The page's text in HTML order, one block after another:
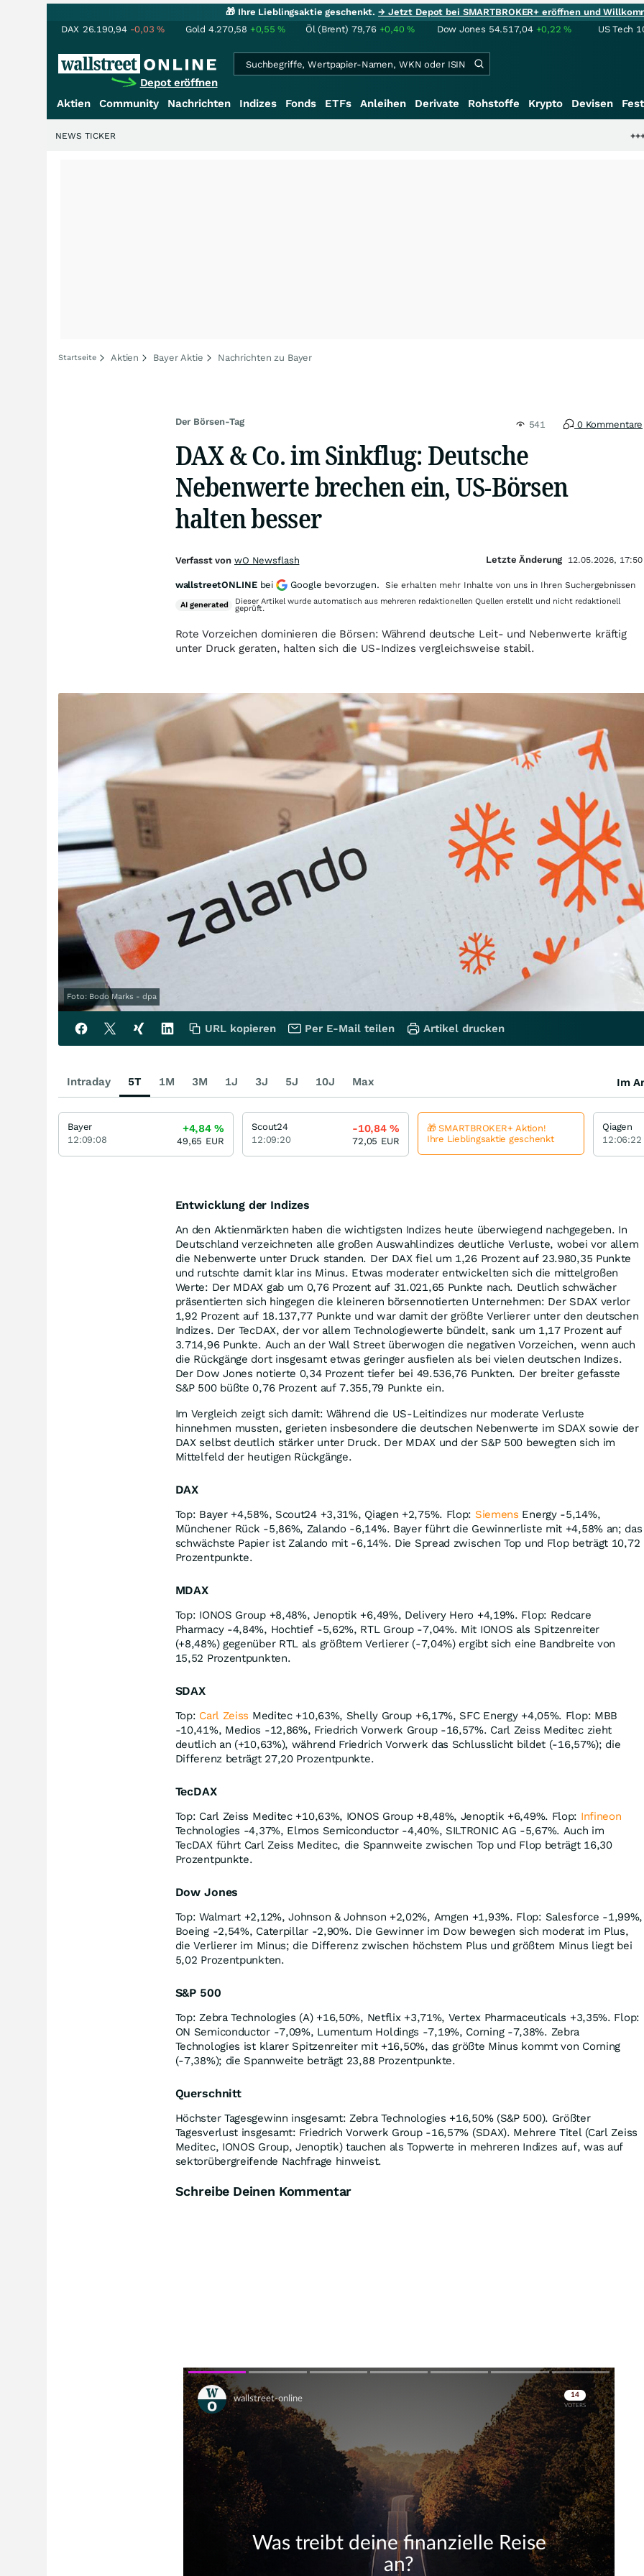
🎁 Ihre Lieblingsaktie geschenkt.→ Jetzt Depot bei SMARTBROKER+ eröffnen und
DAX 26.190,94 -0,03% Gold 4.270,58 +0,55% Öl (Brent) 79,76 +0,40% Dow Jones 54.517,04 +0,22% US Tech
Depot eröffnen
Aktien Community Nachrichten Indizes Fonds ETFs Anleihen Derivate Rohstoffe Krypto Devisen
Schwere
NEWS TICKER
Startseite Aktien Bayer Aktie Nachrichten zu Bayer
Der Börsen-Tag 541 0 Kommentare
DAX & Co. im Sinkflug: Deutsche
Nebenwerte brechen ein, US-Börsen
halten besser
Rote Vorzeichen dominieren die Börsen: Während deutsche Leit- und Nebenwerte kräftig
unter Druck geraten, halten sich die US-Indizes vergleichsweise stabil.
Foto: Bodo Marks - dpa
Entwicklung der Indizes
An den Aktienmärkten haben die wichtigsten Indizes heute überwiegend nachgegeben. In
Deutschland verzeichneten alle großen Auswahlindizes deutliche Verluste, wobei vor allem
die Nebenwerte unter Druck standen. Der DAX fiel um 1,26 Prozent auf 23.980,35 Punkte
und rutschte damit klar ins Minus. Etwas moderater entwickelten sich die mittelgroßen
Werte: Der MDAX gab um 0,76 Prozent auf 31.021,65 Punkte nach. Deutlich schwächer
präsentierten sich hingegen die kleineren börsennotierten Unternehmen: Der SDAX verlor
1,92 Prozent auf 18.137,77 Punkte und war damit der größte Verlierer unter den deutschen
Indizes. Der TecDAX, der vor allem Technologiewerte bündelt, sank um 1,17 Prozent auf
3.714,96 Punkte. Auch an der Wall Street überwogen die negativen Vorzeichen, wenn auch
die Rückgänge dort insgesamt etwas geringer ausfielen als bei vielen deutschen Indizes.
Der Dow Jones notierte 0,34 Prozent tiefer bei 49.536,76 Punkten. Der breiter gefasste
S&P 500 büßte 0,76 Prozent auf 7.355,79 Punkte ein.
Im Vergleich zeigt sich damit: Während die US-Leitindizes nur moderate Verluste
hinnehmen mussten, gerieten insbesondere die deutschen Nebenwerte im SDAX sowie der
DAX selbst deutlich stärker unter Druck. Der MDAX und der S&P 500 bewegten sich im
Mittelfeld der heutigen Rückgänge.
DAX
Top: Bayer +4,58%, Scout24 +3,31%, Qiagen +2,75%. Flop: Siemens Energy -5,14%,
Münchener Rück -5,86%, Zalando -6,14%. Bayer führt die Gewinnerliste mit +4,58% an; das
schwächste Papier ist Zalando mit -6,14%. Die Spread zwischen Top und Flop beträgt 10,72
Prozentpunkte.
MDAX
Top: IONOS Group +8,48%, Jenoptik +6,49%, Delivery Hero +4,19%. Flop: Redcare
Pharmacy -4,84%, Hochtief -5,62%, RTL Group -7,04%. Mit IONOS als Spitzenreiter
(+8,48%) gegenüber RTL als größtem Verlierer (-7,04%) ergibt sich eine Bandbreite von
15,52 Prozentpunkten.
SDAX
Top: Carl Zeiss Meditec +10,63%, Shelly Group +6,17%, SFC Energy +4,05%. Flop: MBB
-10,41%, Medios -12,86%, Friedrich Vorwerk Group -16,57%. Carl Zeiss Meditec zieht
deutlich an (+10,63%), während Friedrich Vorwerk das Schlusslicht bildet (-16,57%); die
Differenz beträgt 27,20 Prozentpunkte.
TecDAX
Top: Carl Zeiss Meditec +10,63%, IONOS Group +8,48%, Jenoptik +6,49%. Flop: Infineon
Technologies -4,37%, Elmos Semiconductor -4,40%, SILTRONIC AG -5,67%. Auch im
TecDAX führt Carl Zeiss Meditec, die Spannweite zwischen Top und Flop beträgt 16,30
Prozentpunkte.
Dow Jones
Top: Walmart +2,12%, Johnson & Johnson +2,02%, Amgen +1,93%. Flop: Salesforce -1,99%,
Boeing -2,54%, Caterpillar -2,90%. Die Gewinner im Dow bewegen sich moderat im Plus,
die Verlierer im Minus; die Differenz zwischen höchstem Plus und größtem Minus liegt bei
5,02 Prozentpunkten.
S&P 500
Top: Zebra Technologies (A) +16,50%, Netflix +3,71%, Vertex Pharmaceuticals +3,35%. Flop:
ON Semiconductor -7,09%, Lumentum Holdings -7,19%, Corning -7,38%. Zebra
Technologies ist klarer Spitzenreiter mit +16,50%, das größte Minus kommt von Corning
(-7,38%); die Spannweite beträgt 23,88 Prozentpunkte.
Querschnitt
Höchster Tagesgewinn insgesamt: Zebra Technologies +16,50% (S&P 500). Größter
Tagesverlust insgesamt: Friedrich Vorwerk Group -16,57% (SDAX). Mehrere Titel (Carl Zeiss
Meditec, IONOS Group, Jenoptik) tauchen als Topwerte in mehreren Indizes auf, was auf
sektorübergreifende Nachfrage hinweist.
Schreibe Deinen Kommentar
Skip
Skip
Verfasst von wO Newsflash Letzte Änderung 12.05.2026, 17:50
wallstreetONLINE bei Google bevorzugen. Sie erhalten mehr Inhalte von uns in Ihren Suchergebnissen
AIgenerated Dieser Artikel wurde automatisch aus mehreren redaktionellen Quellen erstellt und nicht redaktionell
geprüft.
URL kopieren Per E-Mail teilen Artikel drucken
Intraday 5T 1M 3M 1J 3J 5J 10J Max Im
Bayer
12:09:08
+4,84%
49,65 EUR
Scout24
12:09:20
-10,84%
72,05 EUR
🎁 SMARTBROKER+ Aktion!
Ihre Lieblingsaktie geschenkt
Qiagen
12:06:22